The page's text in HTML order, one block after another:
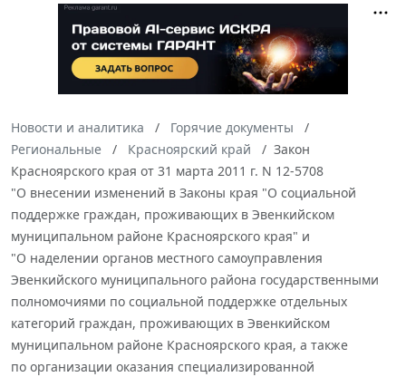
Новости и аналитика
Горячие документы
Региональные
Красноярский край
Закон
Красноярского края от 31 марта 2011 г. N 12-5708
"О внесении изменений в Законы края "О социальной
поддержке граждан, проживающих в Эвенкийском
муниципальном районе Красноярского края" и
"О наделении органов местного самоуправления
Эвенкийского муниципального района государственными
полномочиями по социальной поддержке отдельных
категорий граждан, проживающих в Эвенкийском
муниципальном районе Красноярского края, а также
по организации оказания специализированной